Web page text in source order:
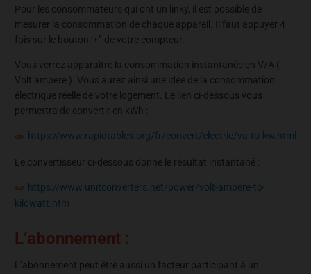
Pour les consommateurs qui ont un linky, il est possible de
mesurer la consommation de chaque appareil. Il faut appuyer 4
fois sur le bouton ‘+” de votre compteur.
Vous verrez apparaitre la consommation instantanée en V/A (
Volt ampère ). Vous aurez ainsi une idée de la consommation
électrique réelle de votre logement. Le lien ci-dessous vous
permettra de convertir en kWh :
https://www.rapidtables.org/fr/convert/electric/va-to-kw.html
Le convertisseur ci-dessous donne le résultat instantané :
https://www.unitconverters.net/power/volt-ampere-to-
kilowatt.htm
L’abonnement :
L’abonnement peut être aussi un facteur participant à un